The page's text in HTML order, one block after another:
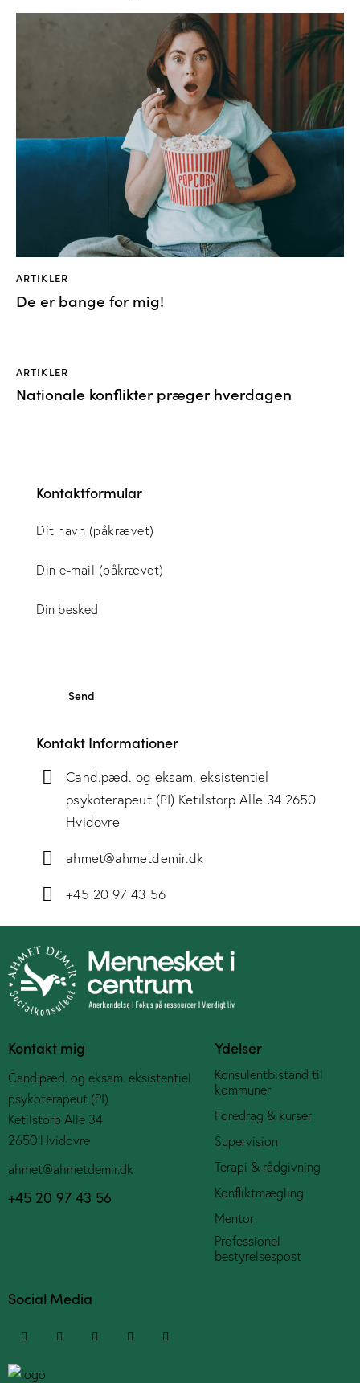
ARTIKLER
De er bange for mig!
ARTIKLER
Nationale konflikter præger hverdagen
Kontaktformular
Kontakt Informationer
Cand.pæd. og eksam. eksistentiel
psykoterapeut (PI) Ketilstorp Alle 34 2650
Hvidovre
ahmet@ahmetdemir.dk
+45 20 97 43 56
Kontakt mig
Cand.pæd. og eksam. eksistentiel
psykoterapeut (PI)
Ketilstorp Alle 34
2650 Hvidovre
ahmet@ahmetdemir.dk
+45 20 97 43 56
Ydelser
Konsulentbistand til
kommuner
Foredrag & kurser
Supervision
Terapi & rådgivning
Konfliktmægling
Mentor
Professionel
bestyrelsespost
Social Media